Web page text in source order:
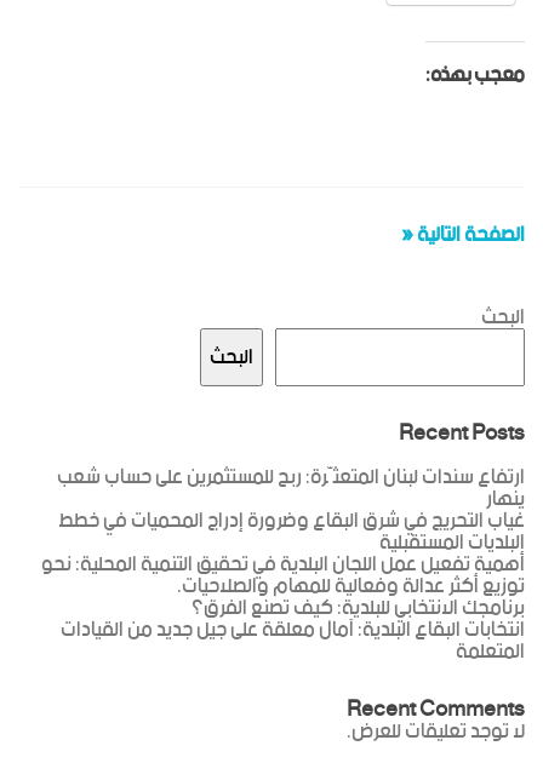
معجب بهذه:
الصفحة التالية «
البحث
البحث
Recent Posts
ارتفاع سندات لبنان المتعثّرة: ربح للمستثمرين على حساب شعب
ينهار
غياب التحريج في شرق البقاع وضرورة إدراج المحميات في خطط
البلديات المستقبلية
أهمية تفعيل عمل اللجان البلدية في تحقيق التنمية المحلية: نحو
توزيع أكثر عدالة وفعالية للمهام والصلاحيات.
برنامجك الانتخابي للبلدية: كيف تصنع الفرق؟
انتخابات البقاع البلدية: آمال معلقة على جيل جديد من القيادات
المتعلمة
Recent Comments
لا توجد تعليقات للعرض.